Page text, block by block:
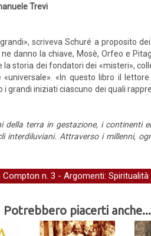
Trevi
scriveva Schuré a proposito
danno la chiave, Mosè, Orfeo e
storia dei fondatori dei «misteri»,
«In questo libro il
grandi iniziati ciascuno dei quali
della terra in gestazione, i continenti
interdiluviani. Attraverso i millenni,
Compton n. 3 - Argomenti: Spiritualità
Potrebbero piacerti anche...